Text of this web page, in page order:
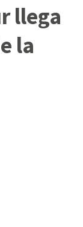
llega
la